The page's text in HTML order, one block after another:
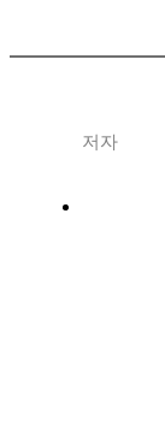
저자